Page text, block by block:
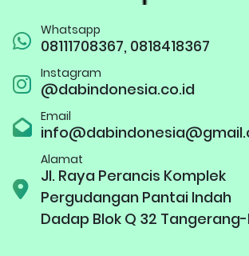
Whatsapp
08111708367, 0818418367
Instagram
@dabindonesia.co.id
Email
Alamat
Jl. Raya Perancis Komplek
Pergudangan Pantai Indah
Dadap Blok Q 32